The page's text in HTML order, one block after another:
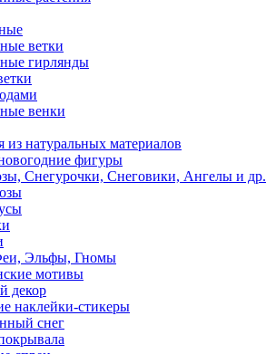
ветки
гирлянды
венки
из натуральных материалов
фигуры
Снегурочки, Снеговики, Ангелы и др.
Эльфы, Гномы
мотивы
декор
наклейки-стикеры
снег